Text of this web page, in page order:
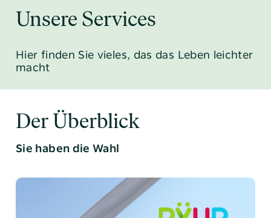
040 / 38 90 10 – 0
post@altoba.de
Unsere Services
Hier finden Sie vieles, das das Leben leichter
macht
Der Überblick
Sie haben die Wahl